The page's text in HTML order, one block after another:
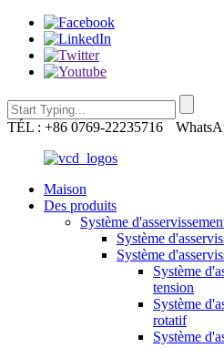
TÉL : +86 0769-22235716
Maison
Des produits
Système
Système
Système
Système
tension
Système
rotatif
Système